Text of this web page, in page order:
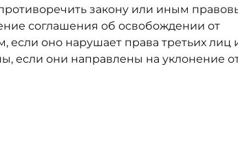
закону или иным
соглашения об освобождении от
оно нарушает права третьих лиц
если они направлены на уклонение